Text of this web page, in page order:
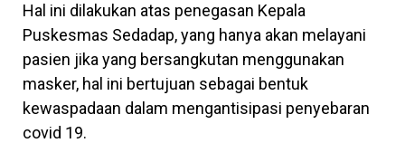
Hal ini dilakukan atas penegasan Kepala
Puskesmas Sedadap, yang hanya akan melayani
pasien jika yang bersangkutan menggunakan
masker, hal ini bertujuan sebagai bentuk
kewaspadaan dalam mengantisipasi penyebaran
covid 19.